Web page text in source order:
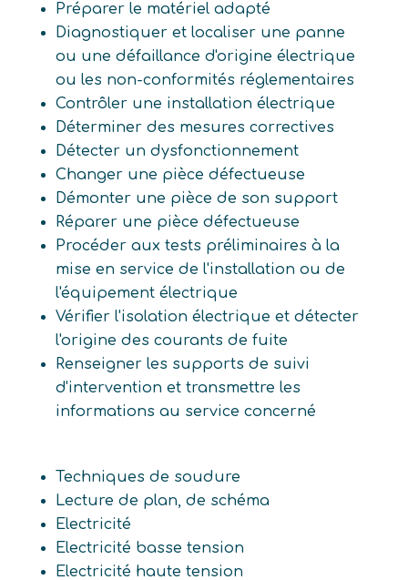
Préparer le matériel adapté
Diagnostiquer et localiser une panne
ou une défaillance d'origine électrique
ou les non-conformités réglementaires
Contrôler une installation électrique
Déterminer des mesures correctives
Détecter un dysfonctionnement
Changer une pièce défectueuse
Démonter une pièce de son support
Réparer une pièce défectueuse
Procéder aux tests préliminaires à la
mise en service de l'installation ou de
l'équipement électrique
Vérifier l'isolation électrique et détecter
l'origine des courants de fuite
Renseigner les supports de suivi
d'intervention et transmettre les
informations au service concerné
Techniques de soudure
Lecture de plan, de schéma
Electricité
Electricité basse tension
Electricité haute tension